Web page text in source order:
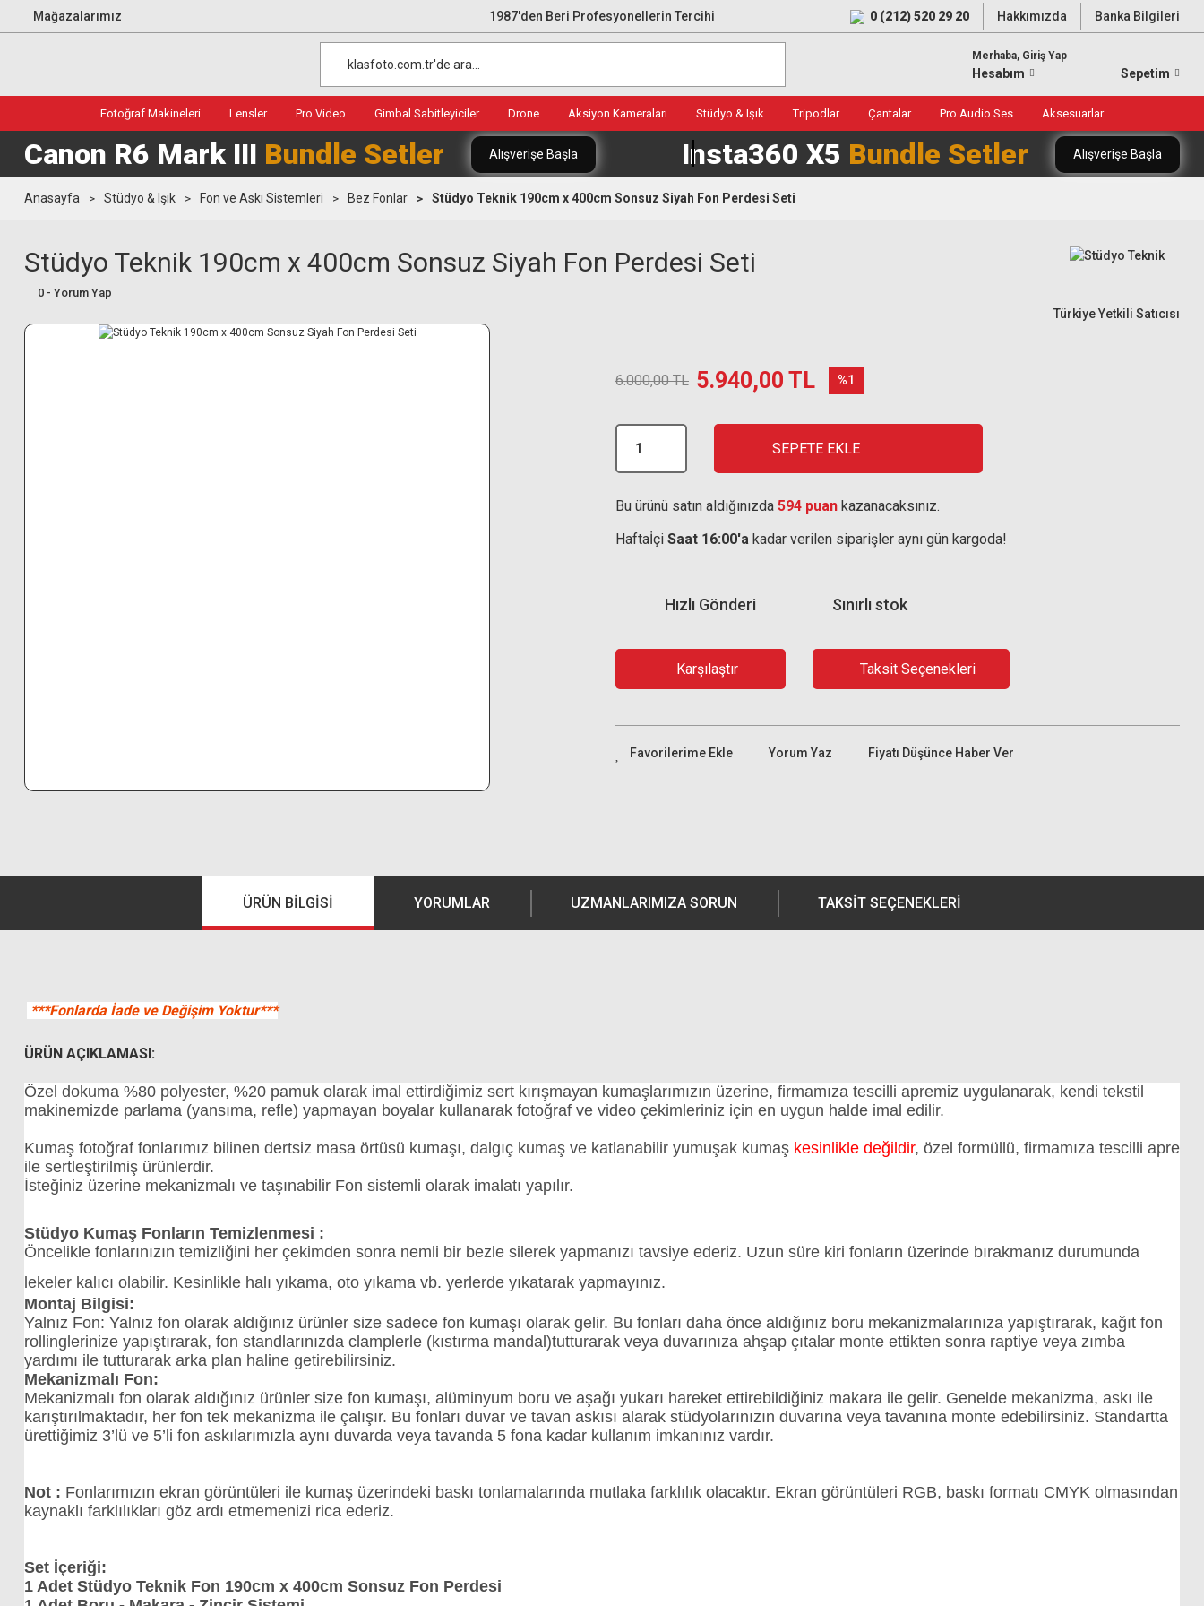
Mağazalarımız 1987'den Beri Profesyonellerin Tercihi 0 (212) 520 29 20 Hakkımızda Banka Bilgileri
Merhaba, Giriş Yap
Hesabım Sepetim
Fotoğraf Makineleri Lensler Pro Video Gimbal Sabitleyiciler Drone Aksiyon Kameraları Stüdyo & Işık Tripodlar Çantalar Pro Audio Ses Aksesuarlar
Canon R6 Mark III Bundle Setler Alışverişe Başla Insta360 X5 Bundle Setler Alışverişe Başla
Anasayfa Stüdyo & Işık Fon ve Askı Sistemleri Bez Fonlar Stüdyo Teknik 190cm x 400cm Sonsuz Siyah Fon Perdesi Seti
Stüdyo Teknik 190cm x 400cm Sonsuz Siyah Fon Perdesi Seti
0 - Yorum Yap
Türkiye Yetkili Satıcısı
6.000,00 TL 5.940,00 TL %1
SEPETE EKLE
Bu ürünü satın aldığınızda 594 puan kazanacaksınız.
Haftaİçi Saat 16:00'a kadar verilen siparişler aynı gün kargoda!
Hızlı Gönderi Sınırlı stok
Karşılaştır Taksit Seçenekleri
Yorum Yaz Fiyatı Düşünce Haber Ver
ÜRÜN BILGISI YORUMLAR UZMANLARIMIZA SORUN TAKSIT SEÇENEKLERI
***Fonlarda İade ve Değişim Yoktur***
ÜRÜN AÇIKLAMASI:
Özel dokuma %80 polyester, %20 pamuk olarak imal ettirdiğimiz sert kırışmayan kumaşlarımızın üzerine, firmamıza tescilli apremiz uygulanarak, kendi tekstil
makinemizde parlama (yansıma, refle) yapmayan boyalar kullanarak fotoğraf ve video çekimleriniz için en uygun halde imal edilir.
Kumaş fotoğraf fonlarımız bilinen dertsiz masa örtüsü kumaşı, dalgıç kumaş ve katlanabilir yumuşak kumaş kesinlikle değildir, özel formüllü, firmamıza tescilli apre
ile sertleştirilmiş ürünlerdir.
İsteğiniz üzerine mekanizmalı ve taşınabilir Fon sistemli olarak imalatı yapılır.
Stüdyo Kumaş Fonların Temizlenmesi :
Öncelikle fonlarınızın temizliğini her çekimden sonra nemli bir bezle silerek yapmanızı tavsiye ederiz. Uzun süre kiri fonların üzerinde bırakmanız durumunda
lekeler kalıcı olabilir. Kesinlikle halı yıkama, oto yıkama vb. yerlerde yıkatarak yapmayınız.
Montaj Bilgisi:
Yalnız Fon: Yalnız fon olarak aldığınız ürünler size sadece fon kumaşı olarak gelir. Bu fonları daha önce aldığınız boru mekanizmalarınıza yapıştırarak, kağıt fon
rollinglerinize yapıştırarak, fon standlarınızda clamplerle (kıstırma mandal)tutturarak veya duvarınıza ahşap çıtalar monte ettikten sonra raptiye veya zımba
yardımı ile tutturarak arka plan haline getirebilirsiniz.
Mekanizmalı Fon:
Mekanizmalı fon olarak aldığınız ürünler size fon kumaşı, alüminyum boru ve aşağı yukarı hareket ettirebildiğiniz makara ile gelir. Genelde mekanizma, askı ile
karıştırılmaktadır, her fon tek mekanizma ile çalışır. Bu fonları duvar ve tavan askısı alarak stüdyolarınızın duvarına veya tavanına monte edebilirsiniz. Standartta
ürettiğimiz 3’lü ve 5’li fon askılarımızla aynı duvarda veya tavanda 5 fona kadar kullanım imkanınız vardır.
Not : Fonlarımızın ekran görüntüleri ile kumaş üzerindeki baskı tonlamalarında mutlaka farklılık olacaktır. Ekran görüntüleri RGB, baskı formatı CMYK olmasından
kaynaklı farklılıkları göz ardı etmemenizi rica ederiz.
Set İçeriği:
1 Adet Stüdyo Teknik Fon 190cm x 400cm Sonsuz Fon Perdesi